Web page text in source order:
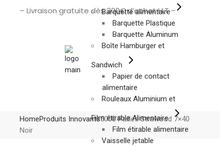
– Livraison gratuite dès 300€ d’achat H.T –
Barquette alimentaire
Barquette Plastique
Barquette Aluminum
Boîte Hamburger et
Sandwich
Papier de contact
alimentaire
Rouleaux Aluminium et
Film étirable Alimentaire
Film étirable alimentaire
Vaisselle jetable
HomeProduits Innovants5000 Pailles Strawood 7×40
Noir